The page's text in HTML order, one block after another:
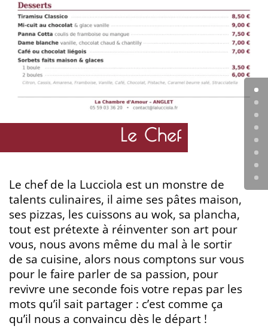
Le Chef
Le chef de la Lucciola est un monstre de
talents culinaires, il aime ses pâtes maison,
ses pizzas, les cuissons au wok, sa plancha,
tout est prétexte à réinventer son art pour
vous, nous avons même du mal à le sortir
de sa cuisine, alors nous comptons sur vous
pour le faire parler de sa passion, pour
revivre une seconde fois votre repas par les
mots qu’il sait partager : c’est comme ça
qu’il nous a convaincu dès le départ !